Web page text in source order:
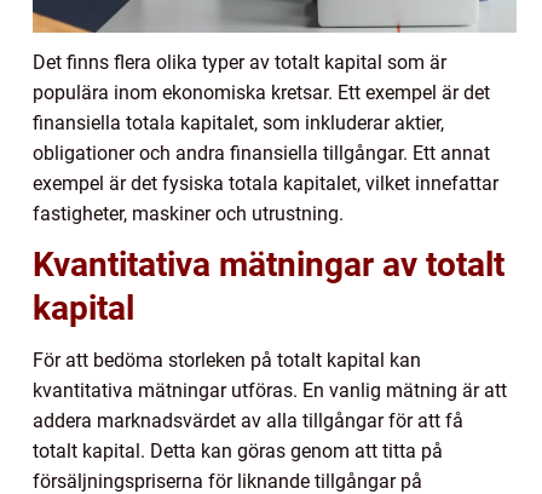
Det finns flera olika typer av totalt kapital som är
populära inom ekonomiska kretsar. Ett exempel är det
finansiella totala kapitalet, som inkluderar aktier,
obligationer och andra finansiella tillgångar. Ett annat
exempel är det fysiska totala kapitalet, vilket innefattar
fastigheter, maskiner och utrustning.
Kvantitativa mätningar av totalt
kapital
För att bedöma storleken på totalt kapital kan
kvantitativa mätningar utföras. En vanlig mätning är att
addera marknadsvärdet av alla tillgångar för att få
totalt kapital. Detta kan göras genom att titta på
försäljningspriserna för liknande tillgångar på